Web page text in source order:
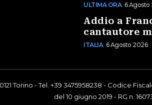
ULTIMA ORA 6 Agosto
Addio a
cantautore
ITALIA 6 Agosto 2026
Torino - Tel. +39 3475958238 - Codice
del 10 giugno 2019 - RG n.